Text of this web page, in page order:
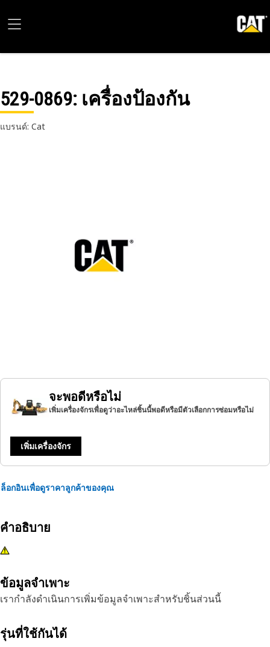
529-0869: เครื่องป้องกัน
แบรนด์: Cat
จะพอดีหรือไม่
เพิ่มเครื่องจักรเพื่อดูว่าอะไหล่ชิ้นนี้พอดีหรือมีตัวเลือกการซ่อมหรือไม่
เพิ่มเครื่องจักร
ล็อกอินเพื่อดูราคาลูกค้าของคุณ
คำอธิบาย
ข้อมูลจำเพาะ
เรากำลังดำเนินการเพิ่มข้อมูลจำเพาะสำหรับชิ้นส่วนนี้
รุ่นที่ใช้กันได้